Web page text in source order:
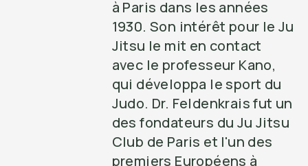
à Paris dans les années
1930. Son intérêt pour le Ju
Jitsu le mit en contact
avec le professeur Kano,
qui développa le sport du
Judo. Dr. Feldenkrais fut un
des fondateurs du Ju Jitsu
Club de Paris et l'un des
premiers Européens à